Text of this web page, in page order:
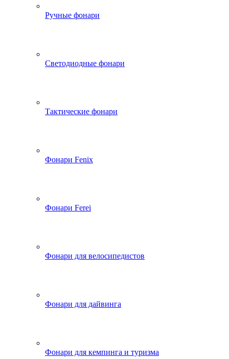
Ручные фонари
Светодиодные фонари
Тактические фонари
Фонари Fenix
Фонари Ferei
Фонари для велосипедистов
Фонари для дайвинга
Фонари для кемпинга и туризма